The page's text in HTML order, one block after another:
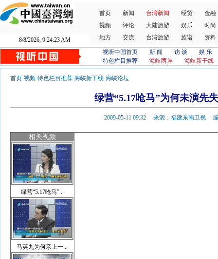
8/8/2026, 9:24:24 AM
首页 新闻 台湾新闻 经贸
金融
视频
评论 大陆旅游 娱乐
时尚
地方
交流 台湾旅游 族谱 资料
视听中国首页 新 闻 访 谈
娱 乐
特色栏目推荐
海峡两岸 海峡新干线
首页-视频-特色栏目推荐-海峡新干线-海峡论坛
绿营“5.17呛马”为何未演先
2009-05-11 09:32 来源：福建东南卫视
相关视频
绿营“5.17呛马”...
马英九为何亲上一...